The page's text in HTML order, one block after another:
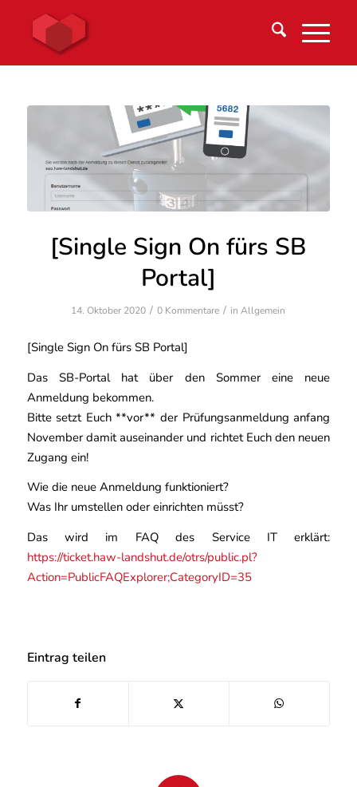
[Single Sign On fürs SB
Portal]
14. Oktober 2020 / 0 Kommentare / inAllgemein
[Single Sign On fürs SB Portal]
Das SB-Portal hat über den Sommer eine neue
Anmeldung bekommen.
Bitte setzt Euch **vor** der Prüfungsanmeldung anfang
November damit auseinander und richtet Euch den neuen
Zugang ein!
Wie die neue Anmeldung funktioniert?
Was Ihr umstellen oder einrichten müsst?
Das wird im FAQ des Service IT erklärt:
https://ticket.haw-landshut.de/otrs/public.pl?
Action=PublicFAQExplorer;CategoryID=35
Eintrag teilen